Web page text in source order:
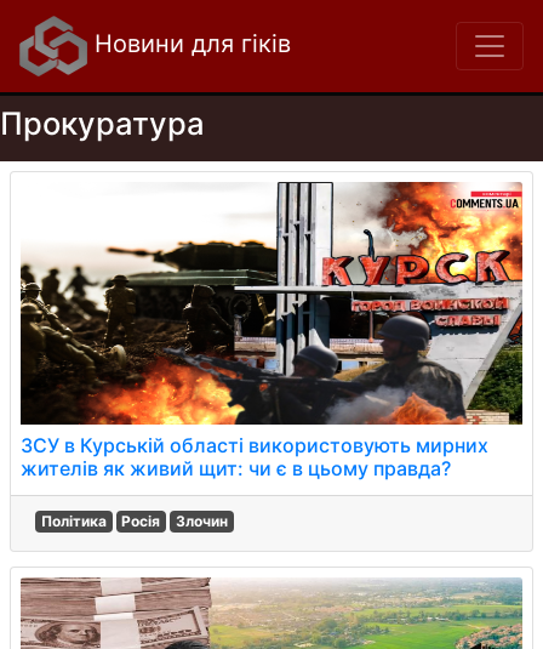
Новини для гіків
Прокуратура
ЗСУ в Курській області використовують мирних
жителів як живий щит: чи є в цьому правда?
Політика Росія Злочин